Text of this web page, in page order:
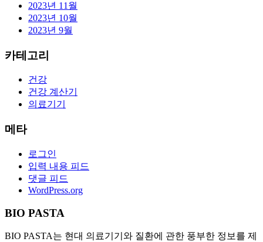
2023년 11월
2023년 10월
2023년 9월
카테고리
건강
건강 계산기
의료기기
메타
로그인
입력 내용 피드
댓글 피드
WordPress.org
BIO PASTA
BIO PASTA는 현대 의료기기와 질환에 관한 풍부한 정보를 제